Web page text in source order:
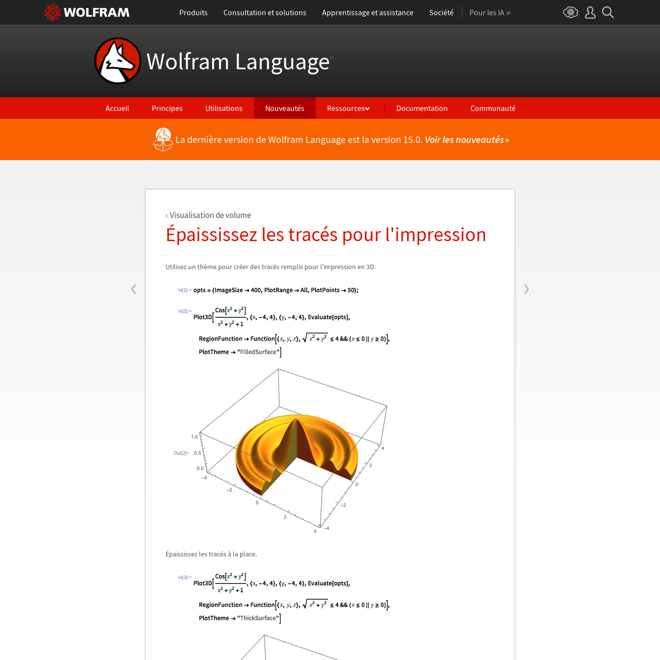
Produits Consultation et solutions Apprentissage et assistance Société Pour les IA
Wolfram Language™
Accueil Principes Utilisations Nouveautés Ressources Documentation Communauté
Retour vers les nouvelles fonctionnalitésLa dernière version de Wolfram Language est la version 15.0. Voir les nouveautés»
‹ ›
Visualisation de volume
Épaississez les tracés pour l'impression
Utilisez un thème pour créer des tracés remplis pour l'impression en 3D.
In[1]:=
In[2]:=
Out[2]=
Épaississez les tracés à la place.
In[3]:=